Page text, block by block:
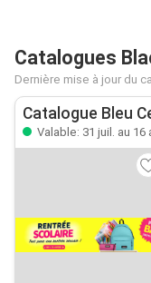
Catalogues
Dernière mise à jour du
Catalogue Bleu
Valable: 31 juil. au 16